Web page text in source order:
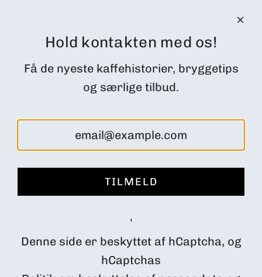
Servicevilkår
Ordrer
Profile
Returns and cancellations
FØLG OS
Danmark (DKK kr.)
Hold kontakten med os!
Få de nyeste kaffehistorier, bryggetips
og særlige tilbud.
TILMELD
'
Denne side er beskyttet af hCaptcha, og
hCaptchas